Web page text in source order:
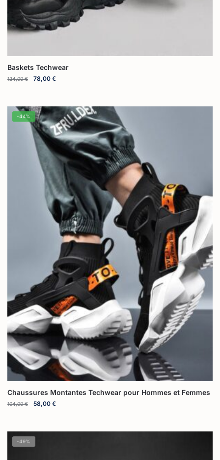
Baskets Techwear
124,00€ 78,00 €
-44%
Chaussures Montantes Techwear pour Hommes et Femmes
104,00€ 58,00 €
-49%